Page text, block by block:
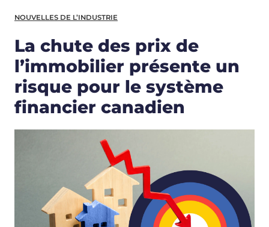
NOUVELLES DE L’INDUSTRIE
La chute des prix de
l’immobilier présente un
risque pour le système
financier canadien